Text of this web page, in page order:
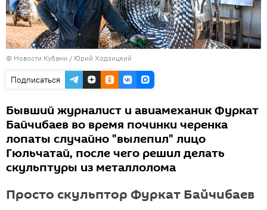
© Новости Кубани / Юрий Ходзицкий
Подписаться
Бывший журналист и авиамеханик Фуркат
Байчибаев во время починки черенка
лопаты случайно "вылепил" лицо
Гюльчатай, после чего решил делать
скульптуры из металлолома
Просто скульптор Фуркат Байчибаев